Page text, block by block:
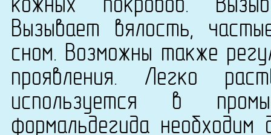
кожных покровов.
Вызывает вялость,
сном. Возможны также
проявления. Легко
используется в
формальдегида